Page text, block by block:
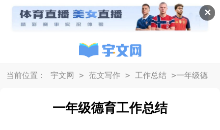
✕
当前位置： 宇文网 > 范文写作 > 工作总结 >一年级德
一年级德育工作总结